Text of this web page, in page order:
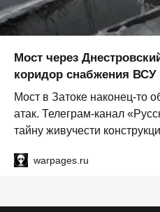
Мост через
коридор снабжения ВСУ
Мост в Затоке наконец-то
атак. Телеграм-канал
тайну живучести
warpages.ru